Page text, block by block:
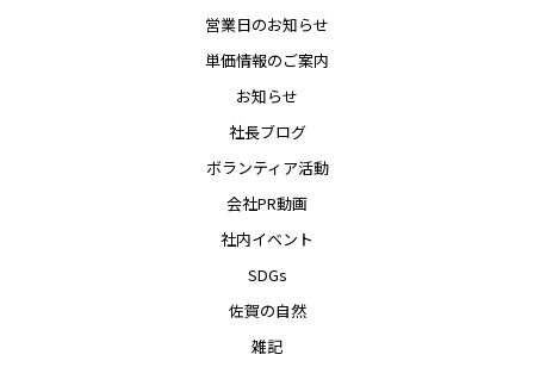
営業日のお知らせ
単価情報のご案内
お知らせ
社長ブログ
ボランティア活動
会社PR動画
社内イベント
SDGs
佐賀の自然
雑記